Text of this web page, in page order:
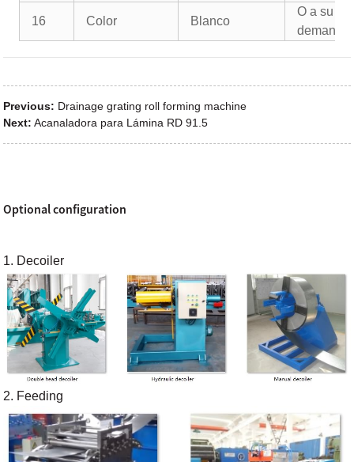
16 Color Blanco
O a su
demanda
Previous: Drainage grating roll forming machine
Next: Acanaladora para Lámina RD 91.5
Optional configuration
1. Decoiler
2. Feeding